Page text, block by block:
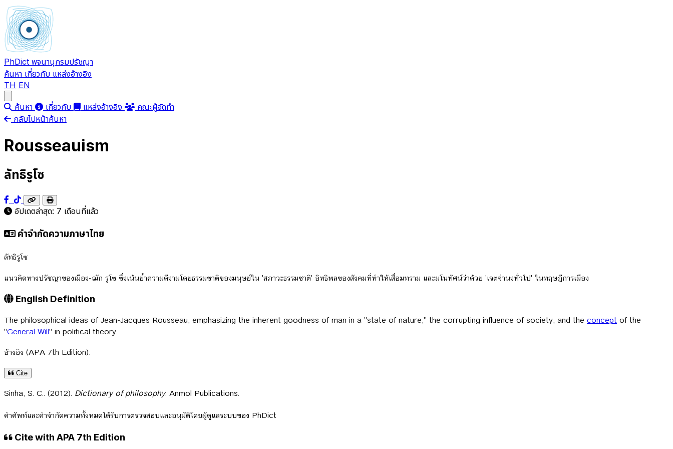
PhDict พจนานุกรมปรัชญา
ค้นหา เกี่ยวกับ แหล่งอ้างอิง
TH EN
ค้นหา เกี่ยวกับ แหล่งอ้างอิง
คณะผู้จัดทำ
กลับไปหน้าค้นหา
Rousseauism
ลัทธิรูโซ
อัปเดตล่าสุด: 7 เดือนที่แล้ว
คำจำกัดความภาษาไทย
ลัทธิรูโซ
แนวคิดทางปรัชญาของฌ็อง-ฌัก รูโซ ซึ่งเน้นย้ำความดีงามโดยธรรมชาติของมนุษย์ใน 'สภาวะธรรมชาติ' อิทธิพลของสังคมที่ทำให้เสื่อมทราม และมโนทัศน์ว่าด้วย 'เจตจำนงทั่วไป' ในทฤษฎีการเมือง
English Definition
The philosophical ideas of Jean-Jacques Rousseau, emphasizing the inherent goodness of man in a "state of nature," the corrupting influence of society, and the concept of the
"General Will" in political theory.
อ้างอิง (APA 7th Edition):
Cite
Sinha, S. C.. (2012). Dictionary of philosophy. Anmol Publications.
คำศัพท์และคำจำกัดความทั้งหมดได้รับการตรวจสอบและอนุมัติโดยผู้ดูแลระบบของ PhDict
Cite with APA 7th Edition